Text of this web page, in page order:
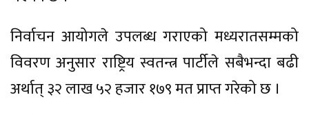
निर्वाचन आयोगले उपलब्ध गराएको मध्यरातसम्मको
विवरण अनुसार राष्ट्रिय स्वतन्त्र पार्टीले सबैभन्दा बढी
अर्थात् ३२ लाख ५२ हजार १७९ मत प्राप्त गरेको छ ।